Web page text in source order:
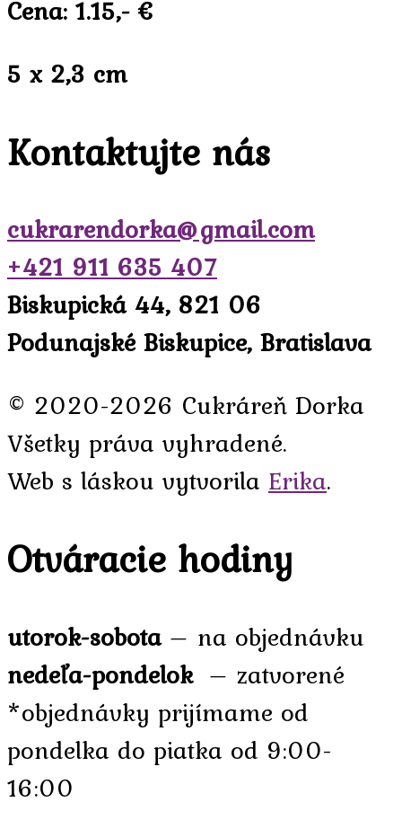
Cena: 1.15,- €
5 x 2,3 cm
Kontaktujte nás
cukrarendorka@gmail.com
+421 911 635 407
Biskupická 44, 821 06
Podunajské Biskupice, Bratislava
© 2020-2026 Cukráreň Dorka
Všetky práva vyhradené.
Web s láskou vytvorila Erika.
Otváracie hodiny
utorok-sobota– na objednávku
nedeľa-pondelok – zatvorené
*objednávky prijímame od
pondelka do piatka od 9:00-
16:00